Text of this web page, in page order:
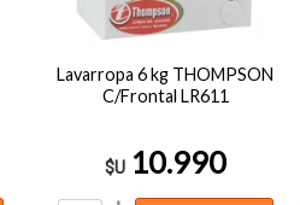
Lavarropa 6 kg THOMPSON
C/Frontal LR611
$U 10.990